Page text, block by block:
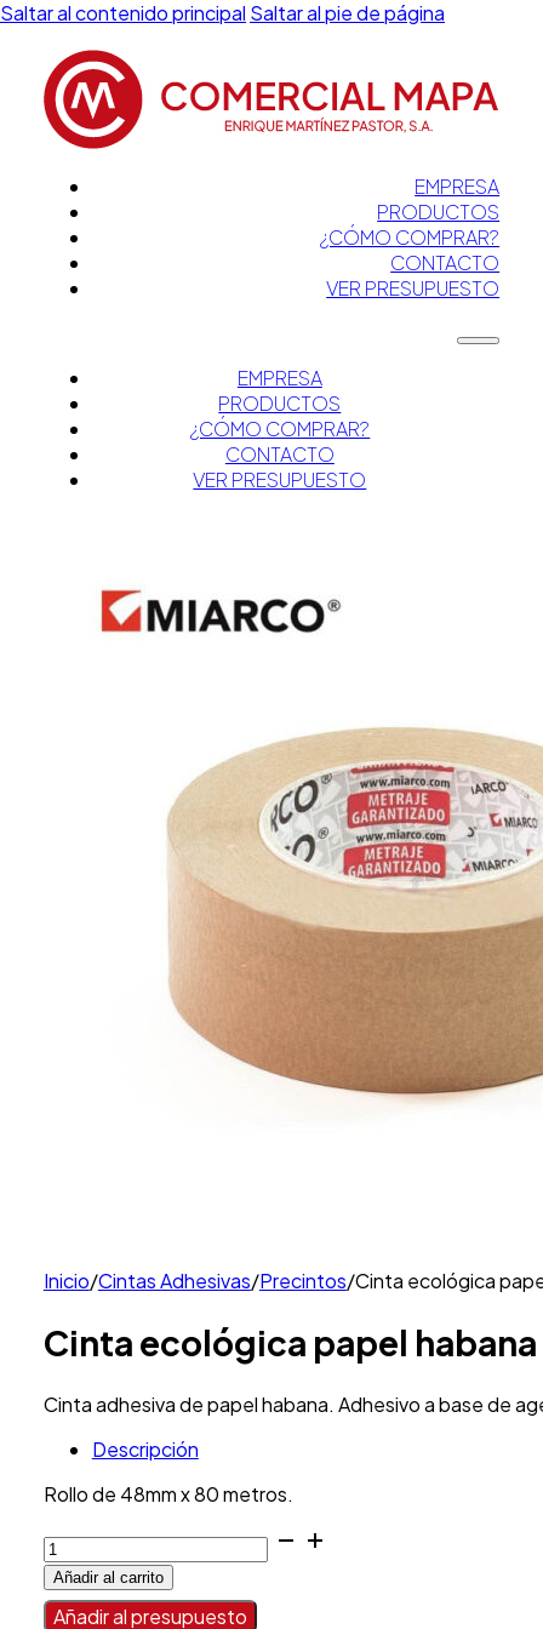
Saltar al contenido principal Saltar al pie de página
EMPRESA
PRODUCTOS
¿CÓMO COMPRAR?
CONTACTO
VER PRESUPUESTO
EMPRESA
PRODUCTOS
¿CÓMO COMPRAR?
CONTACTO
VER PRESUPUESTO
Inicio/Cintas Adhesivas/Precintos/Cinta ecológica
Cinta ecológica papel
Cinta adhesiva de papel habana. Adhesivo a base de
Descripción
Rollo de 48mm x 80 metros.
Cinta
ecológica
papel
habana
Añadir al carrito
Añadir al presupuesto